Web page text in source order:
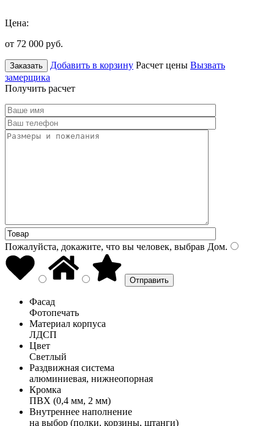
Цена:
от 72 000 руб.
Заказать Добавить в корзину Расчет цены Вызвать
замерщика
Получить расчет
Пожалуйста, докажите, что вы человек, выбрав Дом.
Фасад
Фотопечать
Материал корпуса
ЛДСП
Цвет
Светлый
Раздвижная система
алюминиевая, нижнеопорная
Кромка
ПВХ (0,4 мм, 2 мм)
Внутреннее наполнение
на выбор (полки, корзины, штанги)